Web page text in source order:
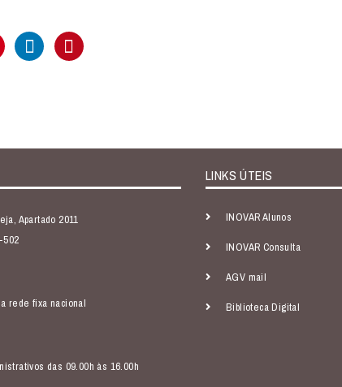
Apartado 2011
rede fixa nacional
das 09.00h às 16.00h
LINKS ÚTEIS
INOVAR Alunos
INOVAR Consulta
AGV mail
Biblioteca Digital